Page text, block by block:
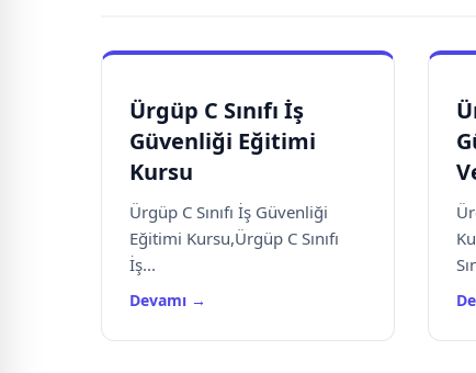
Ürgüp C Sınıfı İş
Güvenliği Eğitimi
Kursu
Ürgüp C Sınıfı İş Güvenliği
Eğitimi Kursu,Ürgüp C Sınıfı
İş...
Devamı →